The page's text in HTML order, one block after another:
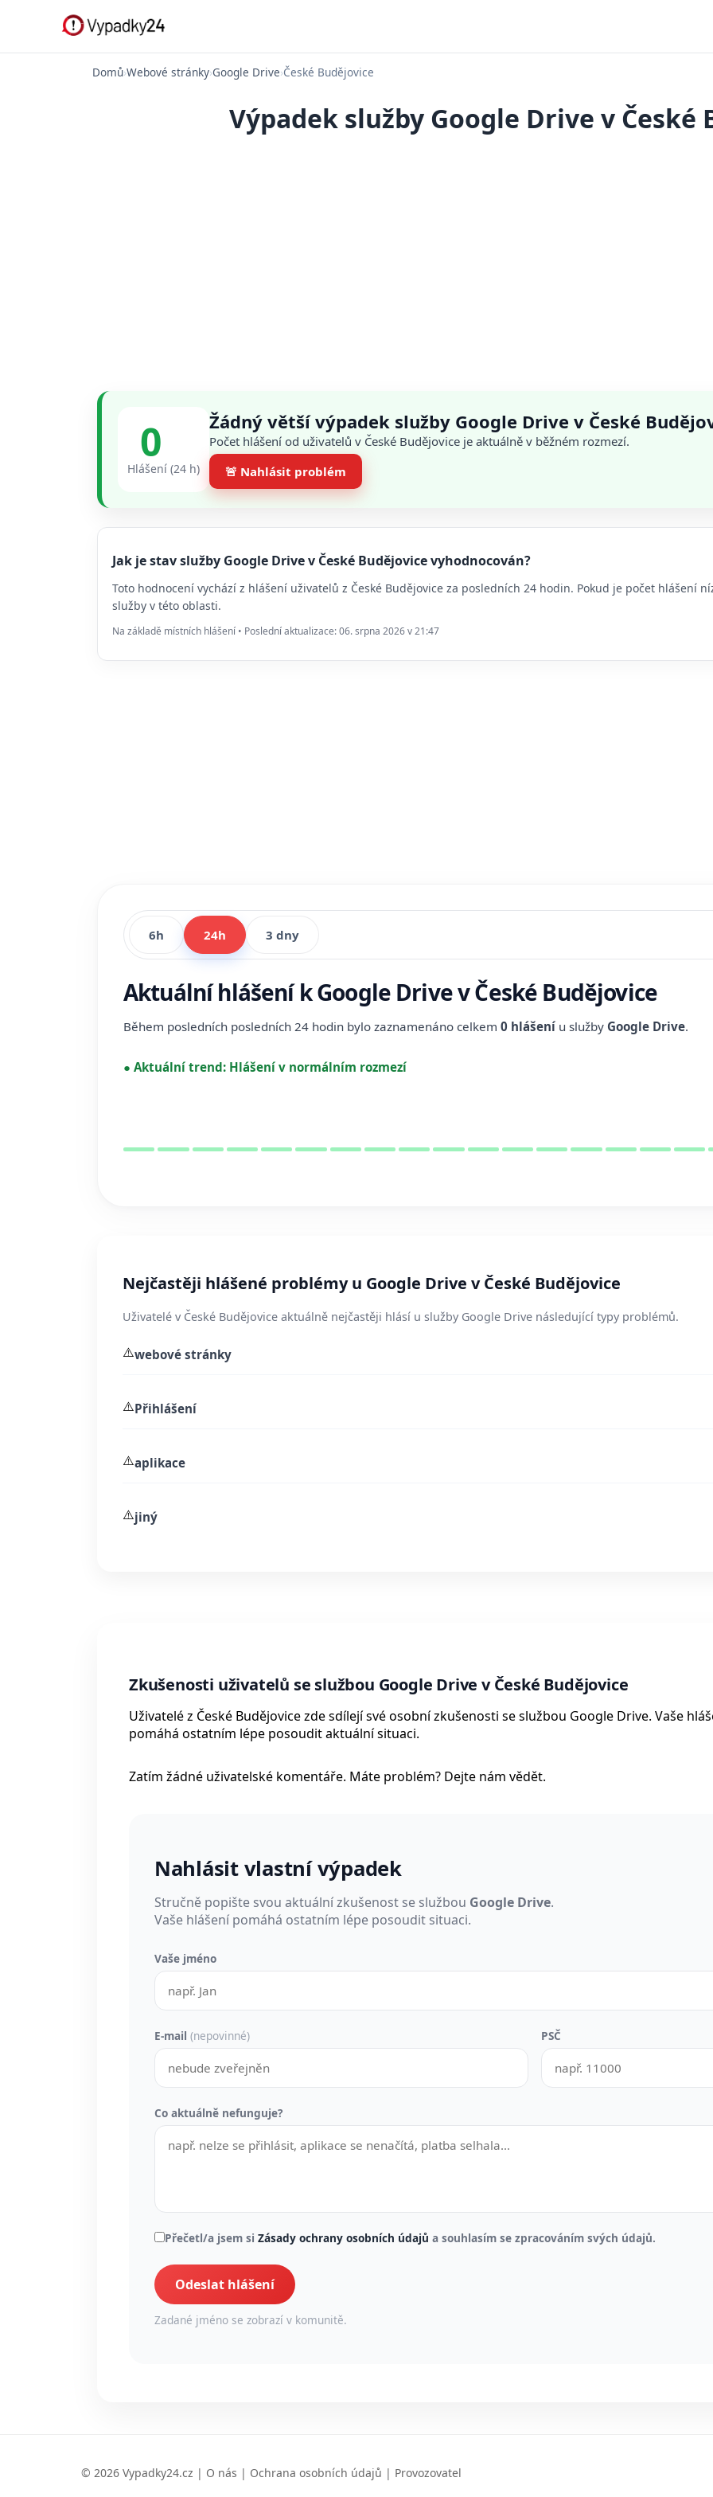
Domů›Webové stránky›Google Drive›České Budějovice
Výpadek služby Google Drive v České
0
Hlášení (24 h)
Žádný větší výpadek služby Google Drive v České
Počet hlášení od uživatelů v České Budějovice je aktuálně v běžném rozmezí.
🚨 Nahlásit problém
Jak je stav služby Google Drive v České Budějovice vyhodnocován?
Toto hodnocení vychází z hlášení uživatelů z České Budějovice za posledních 24 hodin. Pokud je počet hlášení
služby v této oblasti.
Na základě místních hlášení • Poslední aktualizace: 06. srpna 2026 v 21:47
6h 24h 3 dny
Aktuální hlášení k Google Drive v České Budějovice
Během posledních posledních 24 hodin bylo zaznamenáno celkem 0 hlášení u služby Google Drive.
● Aktuální trend: Hlášení v normálním rozmezí
Nejčastěji hlášené problémy u Google Drive v České Budějovice
Uživatelé v České Budějovice aktuálně nejčastěji hlásí u služby Google Drive následující typy problémů.
⚠️webové stránky
⚠️Přihlášení
⚠️aplikace
⚠️jiný
Zkušenosti uživatelů se službou Google Drive v České Budějovice
Uživatelé z České Budějovice zde sdílejí své osobní zkušenosti se službou Google Drive. Vaše
pomáhá ostatním lépe posoudit aktuální situaci.
Zatím žádné uživatelské komentáře. Máte problém? Dejte nám vědět.
Nahlásit vlastní výpadek
Stručně popište svou aktuální zkušenost se službou Google Drive.
Vaše hlášení pomáhá ostatním lépe posoudit situaci.
Vaše jméno
E-mail (nepovinné) PSČ
Co aktuálně nefunguje?
Přečetl/a jsem si Zásady ochrany osobních údajů a souhlasím se zpracováním svých údajů.
Odeslat hlášení
Zadané jméno se zobrazí v komunitě.
© 2026 Vypadky24.cz | O nás | Ochrana osobních údajů | Provozovatel